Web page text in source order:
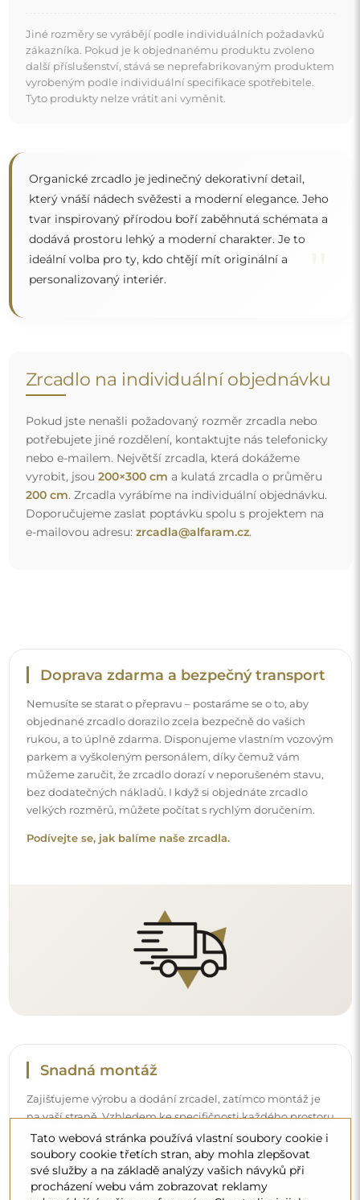
Zrcadlo na individuální objednávku
Pokud jste nenašli požadovaný rozměr zrcadla nebo
Doporučujeme zaslat poptávku spolu s projektem na
e-mailovou adresu: zrcadla@alfaram.cz.
Nemusíte se starat o přepravu – postaráme se o to, aby
objednané zrcadlo dorazilo zcela bezpečně do vašich
rukou, a to úplně zdarma. Disponujeme vlastním vozovým
parkem a vyškoleným personálem, díky čemuž vám
můžeme zaručit, že zrcadlo dorazí v neporušeném stavu,
bez dodatečných nákladů. I když si objednáte zrcadlo
velkých rozměrů, můžete počítat s rychlým doručením.
Podívejte se, jak balíme naše zrcadla.
Snadná montáž
Zajišťujeme výrobu a dodání zrcadel, zatímco montáž je
na vaší straně. Vzhledem ke specifičnosti každého prostoru
nenabízíme standardní montážní příslušenství. To vám
nejlépe vyhovují vašim stěnám a potřebám.
Čištění a péče
Pro zachování optimálního lesku stačí utěrka z
mikrovlákna a teplá voda. Pokud se rozhodnete pro
specializované přípravky, dbejte na to, aby měly neutrální
pH (kolem 7). Vyhněte se silným čisticím prostředkům
Tato webová stránka používá vlastní soubory cookie i
soubory cookie třetích stran, aby mohla zlepšovat
své služby a na základě analýzy vašich návyků při
procházení webu vám zobrazovat reklamy